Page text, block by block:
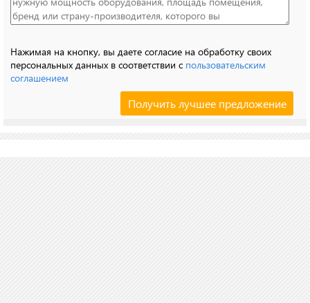
Нажимая на кнопку, вы даете согласие на обработку своих
персональных данных в соответствии с пользовательским
соглашением